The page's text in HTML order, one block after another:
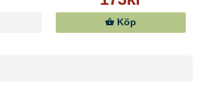
Köp